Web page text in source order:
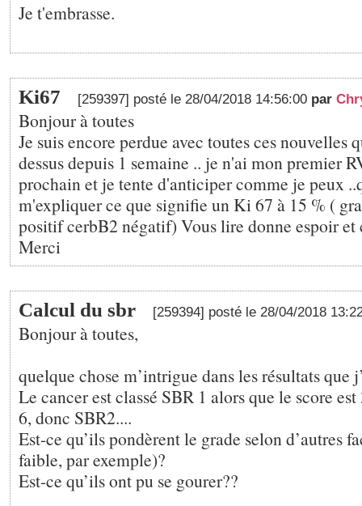
Je t'embrasse.
Ki67 [259397] posté le 28/04/2018 14:56:00 par
Bonjour à toutes
Je suis encore perdue avec toutes ces nouvelles
dessus depuis 1 semaine .. je n'ai mon premier
prochain et je tente d'anticiper comme je peux
m'expliquer ce que signifie un Ki 67 à 15 % (
positif cerbB2 négatif) Vous lire donne espoir et
Merci
Calcul du sbr [259394] posté le 28/04/2018
Bonjour à toutes,
quelque chose m’intrigue dans les résultats que
Le cancer est classé SBR 1 alors que le score
6, donc SBR2....
Est-ce qu’ils pondèrent le grade selon d’autres
faible, par exemple)?
Est-ce qu’ils ont pu se gourer??